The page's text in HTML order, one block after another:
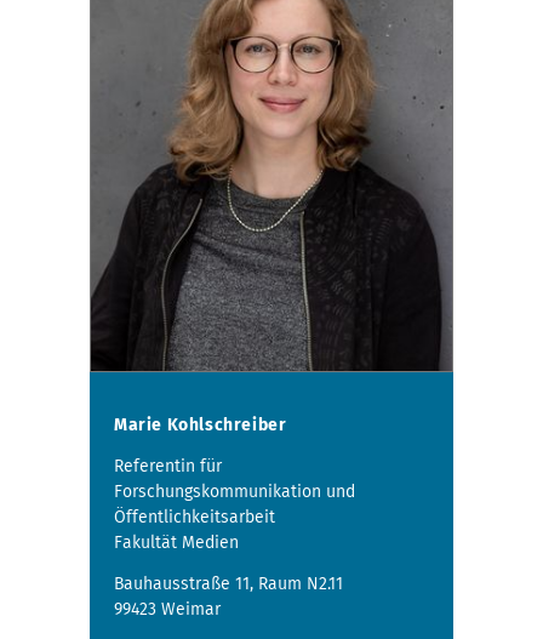
Marie Kohlschreiber
Referentin für
Forschungskommunikation und
Öffentlichkeitsarbeit
Fakultät Medien
Bauhausstraße 11, Raum N2.11
99423 Weimar